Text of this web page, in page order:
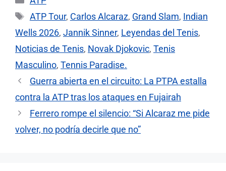
Etiquetas
ATP Tour, Carlos Alcaraz, Grand Slam, Indian
Wells 2026, Jannik Sinner, Leyendas del Tenis,
Noticias de Tenis, Novak Djokovic, Tenis
Masculino, Tennis Paradise.
Guerra abierta en el circuito: La PTPA estalla
contra la ATP tras los ataques en Fujairah
Ferrero rompe el silencio: “Si Alcaraz me pide
volver, no podría decirle que no”